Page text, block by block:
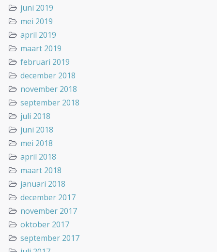
juni 2019
mei 2019
april 2019
maart 2019
februari 2019
december 2018
november 2018
september 2018
juli 2018
juni 2018
mei 2018
april 2018
maart 2018
januari 2018
december 2017
november 2017
oktober 2017
september 2017